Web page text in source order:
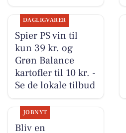
DAGLIGVARER
Spier PS vin til
kun 39 kr. og
Grøn Balance
kartofler til 10 kr. -
Se de lokale tilbud
JOBNYT
Bliv en